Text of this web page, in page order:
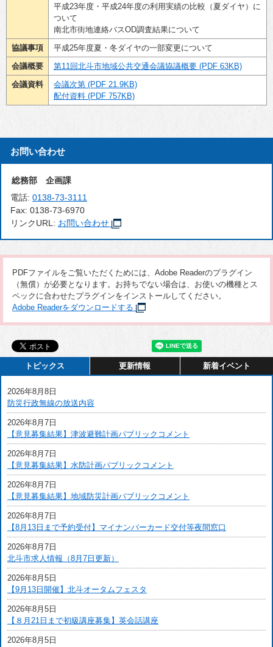
平成23年度・平成24年度の利用実績の比較（夏ダイヤ）に
ついて
南北市街地連絡バスOD調査結果について
協議事項
平成25年度夏・冬ダイヤの一部変更について
会議概要
第11回北斗市地域公共交通会議協議概要 (PDF 63KB)
会議資料
会議次第 (PDF 21.9KB)
配付資料 (PDF 757KB)
お問い合わせ
総務部 企画課
電話: 0138-73-3111
Fax: 0138-73-6970
リンクURL: お問い合わせ
PDFファイルをご覧いただくためには、Adobe Readerのプラグイン
（無償）が必要となります。お持ちでない場合は、お使いの機種とス
ペックに合わせたプラグインをインストールしてください。
Adobe Readerをダウンロードする
トピックス 更新情報 新着イベント
2026年8月8日
防災行政無線の放送内容
2026年8月7日
【意見募集結果】津波避難計画パブリックコメント
2026年8月7日
【意見募集結果】水防計画パブリックコメント
2026年8月7日
【意見募集結果】地域防災計画パブリックコメント
2026年8月7日
【8月13日まで予約受付】マイナンバーカード交付等夜間窓口
2026年8月7日
北斗市求人情報（8月7日更新）
2026年8月5日
【9月13日開催】北斗オータムフェスタ
2026年8月5日
【８月21日まで初級講座募集】英会話講座
2026年8月5日